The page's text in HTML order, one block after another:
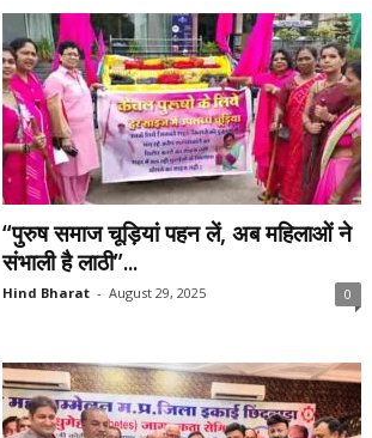
“पुरुष समाज चूड़ियां पहन लें, अब महिलाओं ने
संभाली है लाठी”...
Hind Bharat - August 29, 2025 0